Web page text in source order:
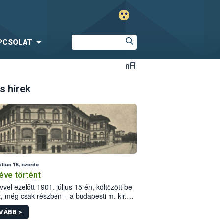
hírek
15, szerda
történt
ezelőtt 1901. július 15-én, költözött be
még csak részben – a budapesti m. kir.
állomás a Kis Rókus utca
alatti, Czigler Győző által tervezett új
>